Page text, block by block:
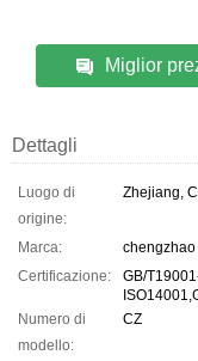
Miglior
Dettagli
Luogo di
origine:
Zhejiang,
Marca:
chengzhao
Certificazione:
GB/
Numero di
modello:
CZ